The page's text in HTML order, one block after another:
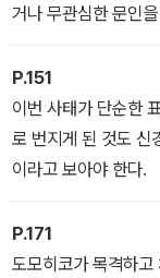
거나 무관심한 문인
코 직접적으로 정치
서 그가 지닌 문학적
에서는 구체적으로
이어야 한다고 생각
가장 밑바닥에서부터
놓는 것을 말한다. 문
P.151
이번 사태가 단순한
로 번지게 된 것도 신
이라고 보아야 한다.
P.171
도모히코가 목격하